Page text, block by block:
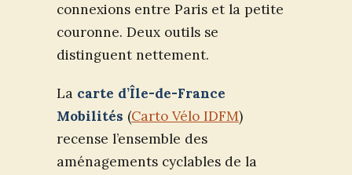
connexions entre Paris et la petite
couronne. Deux outils se
distinguent nettement.
La carte d’Île-de-France
Mobilités (Carto Vélo IDFM)
recense l’ensemble des
aménagements cyclables de la